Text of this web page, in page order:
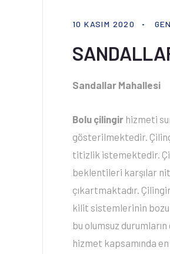
10 KASIM 2020
Sandallar Mahallesi
Bolu çilingir hizmeti
gösterilmektedir.
titizlik istemektedir.
beklentileri karşılar
çıkartmaktadır.
kilit sistemlerinin
bu olumsuz
hizmet kapsamında